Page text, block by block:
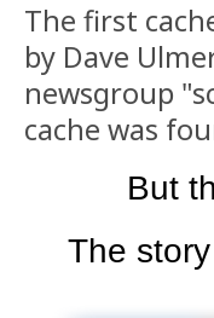
The first
by Dave
newsgroup
cache was
But
The